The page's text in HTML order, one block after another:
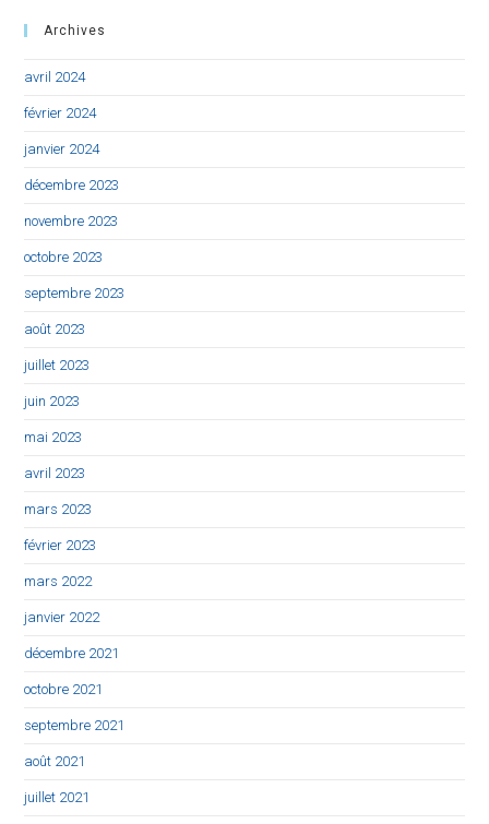
Archives
avril 2024
février 2024
janvier 2024
décembre 2023
novembre 2023
octobre 2023
septembre 2023
août 2023
juillet 2023
juin 2023
mai 2023
avril 2023
mars 2023
février 2023
mars 2022
janvier 2022
décembre 2021
octobre 2021
septembre 2021
août 2021
juillet 2021